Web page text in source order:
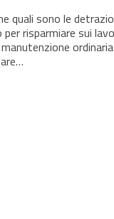
quali sono le
risparmiare sui